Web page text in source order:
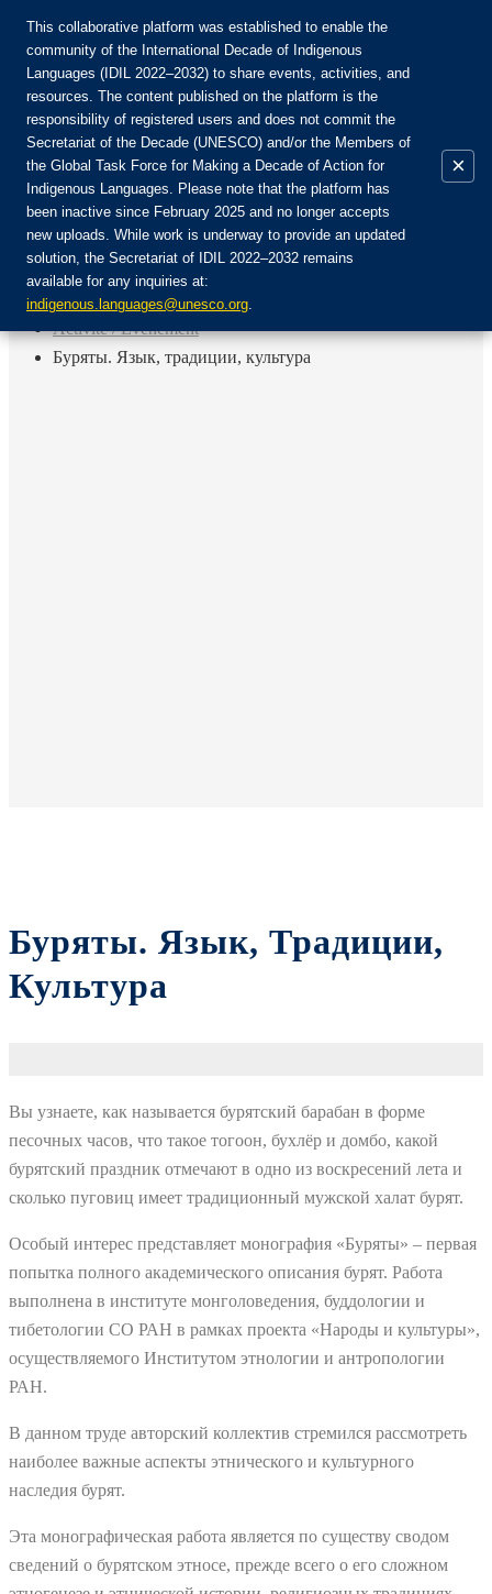
Rejoignez la communauté :
Login
FR
EN
ES
RU
Accueil
Activité / Événement
Буряты. Язык, традиции, культура
Буряты. Язык, Традиции,
Культура
Вы узнаете, как называется бурятский барабан в форме
песочных часов, что такое тогоон, бухлёр и домбо, какой
бурятский праздник отмечают в одно из воскресений лета и
сколько пуговиц имеет традиционный мужской халат бурят.
Особый интерес представляет монография «Буряты» – первая
попытка полного академического описания бурят. Работа
выполнена в институте монголоведения, буддологии и
тибетологии СО РАН в рамках проекта «Народы и культуры»,
осуществляемого Институтом этнологии и антропологии
РАН.
В данном труде авторский коллектив стремился рассмотреть
наиболее важные аспекты этнического и культурного
наследия бурят.
Эта монографическая работа является по существу сводом
сведений о бурятском этносе, прежде всего о его сложном
This collaborative platform was established to enable the
community of the International Decade of Indigenous
Languages (IDIL 2022–2032) to share events, activities, and
resources. The content published on the platform is the
responsibility of registered users and does not commit the
Secretariat of the Decade (UNESCO) and/or the Members of
the Global Task Force for Making a Decade of Action for
Indigenous Languages. Please note that the platform has
been inactive since February 2025 and no longer accepts
new uploads. While work is underway to provide an updated
solution, the Secretariat of IDIL 2022–2032 remains
available for any inquiries at:
indigenous.languages@unesco.org.
×